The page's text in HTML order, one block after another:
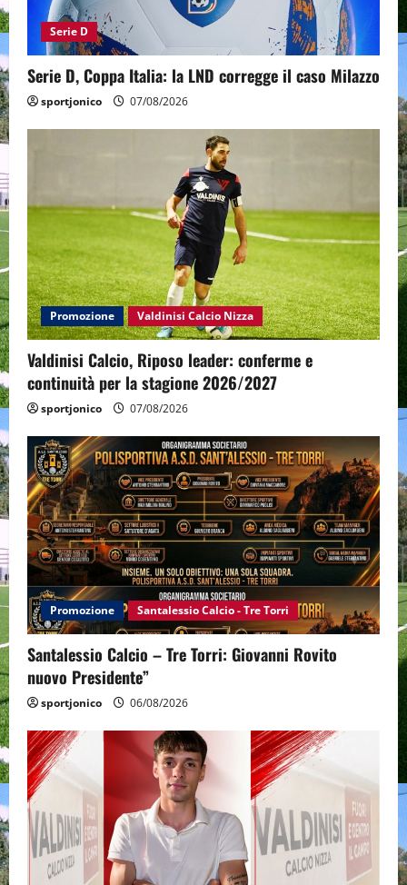
Serie D
Serie D, Coppa Italia: la LND corregge il caso Milazzo
sportjonico 07/08/2026
Promozione Valdinisi Calcio Nizza
Valdinisi Calcio, Riposo leader: conferme e
continuità per la stagione 2026/2027
sportjonico 07/08/2026
Promozione Santalessio Calcio - Tre Torri
Santalessio Calcio – Tre Torri: Giovanni Rovito
nuovo Presidente”
sportjonico 06/08/2026